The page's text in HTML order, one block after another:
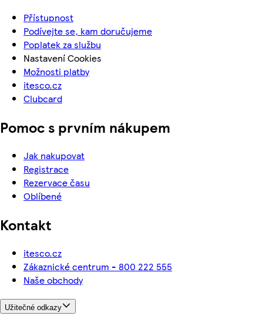
Přístupnost
Podívejte se, kam doručujeme
Poplatek za službu
Nastavení Cookies
Možnosti platby
itesco.cz
Clubcard
Pomoc s prvním nákupem
Jak nakupovat
Registrace
Rezervace času
Oblíbené
Kontakt
itesco.cz
Zákaznické centrum - 800 222 555
Naše obchody
Užitečné odkazy